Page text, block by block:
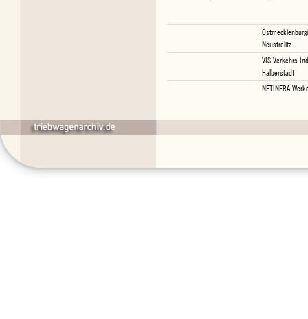
Neustrelitz
VIS Verkehrs
Halberstadt
NETINERA